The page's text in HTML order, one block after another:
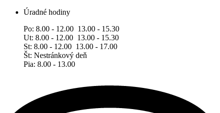
Úradné hodiny
Po: 8.00 - 12.00 13.00 - 15.30
Ut: 8.00 - 12.00 13.00 - 15.30
St: 8.00 - 12.00 13.00 - 17.00
Št: Nestránkový deň
Pia: 8.00 - 13.00